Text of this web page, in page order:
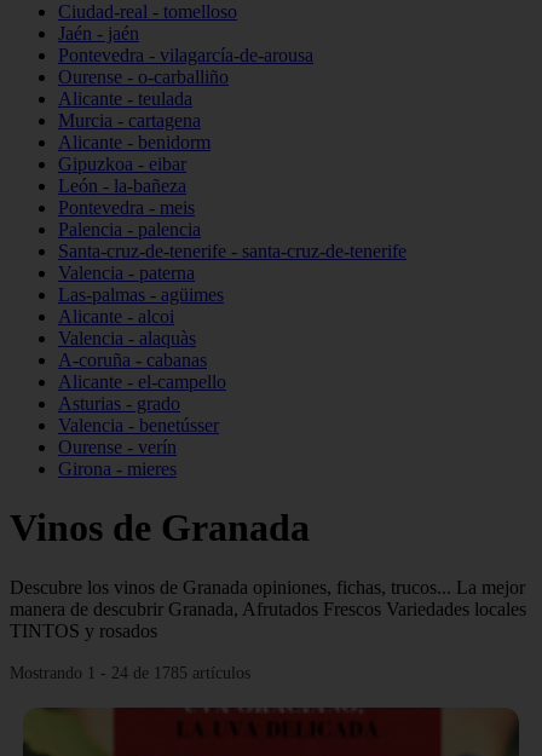
Ciudad-real - tomelloso
Jaén - jaén
Pontevedra - vilagarcía-de-arousa
Ourense - o-carballiño
Alicante - teulada
Murcia - cartagena
Alicante - benidorm
Gipuzkoa - eibar
León - la-bañeza
Pontevedra - meis
Palencia - palencia
Santa-cruz-de-tenerife - santa-cruz-de-tenerife
Valencia - paterna
Las-palmas - agüimes
Alicante - alcoi
Valencia - alaquàs
A-coruña - cabanas
Alicante - el-campello
Asturias - grado
Valencia - benetússer
Ourense - verín
Girona - mieres
Vinos de Granada
Descubre los vinos de Granada opiniones, fichas, trucos... La mejor
manera de descubrir Granada, Afrutados Frescos Variedades locales
TINTOS y rosados
Mostrando 1 - 24 de 1785 artículos